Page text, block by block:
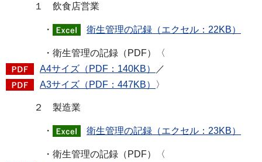
１ 飲食店営業
・ 衛生管理の記録（エクセル：22KB）
・衛生管理の記録（PDF）〈
A4サイズ（PDF：140KB）
／
A3サイズ（PDF：447KB）
〉
２ 製造業
・ 衛生管理の記録（エクセル：23KB）
・衛生管理の記録（PDF）〈